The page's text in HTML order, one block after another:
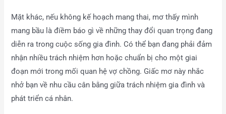
Mặt khác, nếu không kế hoạch mang thai, mơ thấy mình
mang bầu là điềm báo gì về những thay đổi quan trọng đang
diễn ra trong cuộc sống gia đình. Có thể bạn đang phải đảm
nhận nhiều trách nhiệm hơn hoặc chuẩn bị cho một giai
đoạn mới trong mối quan hệ vợ chồng. Giấc mơ này nhắc
nhở bạn về nhu cầu cân bằng giữa trách nhiệm gia đình và
phát triển cá nhân.